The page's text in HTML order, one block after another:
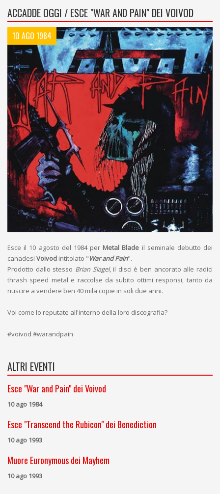
ACCADDE OGGI / ESCE "WAR AND PAIN" DEI VOIVOD
10 AGO 1984
Esce il 10 agosto del 1984 per Metal Blade il seminale debutto dei
canadesi Voivod intitolato "War and Pain".
Prodotto dallo stesso Brian Slagel, il disci è ben ancorato alle radici
thrash speed metal e raccolse da subito ottimi responsi, tanto da
riuscire a vendere ben 40 mila copie in soli due anni.
Voi come lo reputate all'interno della loro discografia?
#voivod #warandpain
ALTRI EVENTI
Esce "War and Pain" dei Voivod
10 ago 1984
Esce "Transcend the Rubicon" dei Benediction
10 ago 1993
Muore Euronymous dei Mayhem
10 ago 1993